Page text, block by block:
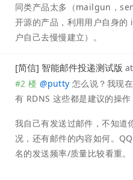
同类产品太多（mailgun，
开源的产品，利用用户自身
户自己去慢慢建立）。
[简信] 智能邮件投递测试版 at
#2 楼 @putty 怎么说？我现
有 RDNS 这些都是建议的操作
我自己有发送过邮件，不知道
况，还有邮件的内容如何。
名的发送频率/质量比较看重。